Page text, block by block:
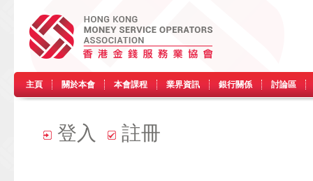
主頁 關於本會 本會課程 業界資訊 銀行關係 討論區
登入 註冊